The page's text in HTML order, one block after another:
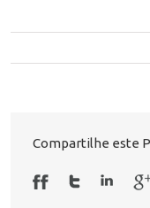
Compartilhe este